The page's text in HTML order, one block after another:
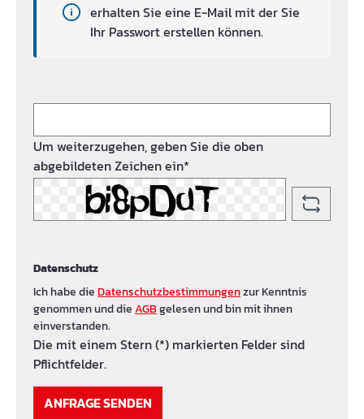
erhalten Sie eine E-Mail mit der Sie
Ihr Passwort erstellen können.
Um weiterzugehen, geben Sie die oben
abgebildeten Zeichen ein*
Datenschutz
Ich habe dieDatenschutzbestimmungenzur Kenntnis
genommen und dieAGBgelesen und bin mit ihnen
einverstanden.
Die mit einem Stern (*) markierten Felder sind
Pflichtfelder.
ANFRAGE SENDEN